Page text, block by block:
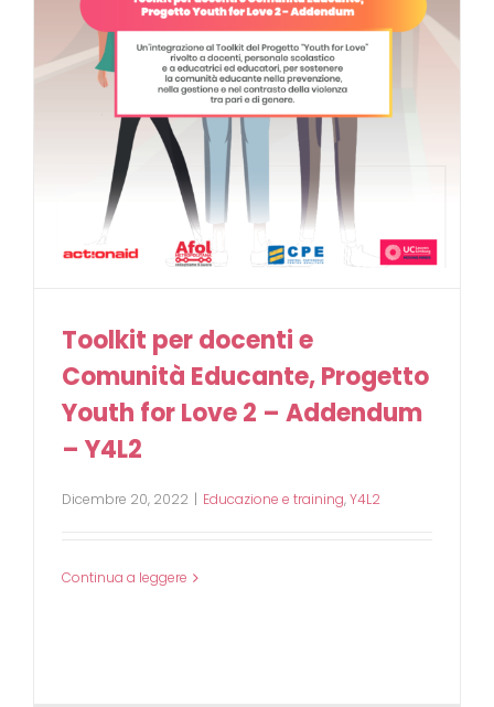
Toolkit per docenti e
Comunità Educante, Progetto
Youth for Love 2 – Addendum
– Y4L2
Dicembre 20, 2022 | Educazione e training,Y4L2
Continua a leggere